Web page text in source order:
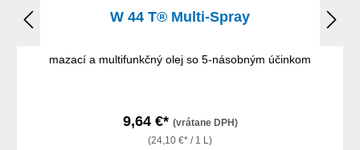
W 44 T® Multi-Spray
mazací a multifunkčný olej so 5-násobným účinkom
9,64 €* (vrátane DPH)
(24,10 €* / 1 L)